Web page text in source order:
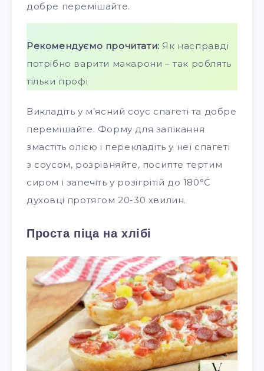
добре перемішайте.
Рекомендуємо прочитати: Як насправді
потрібно варити макарони – так роблять
тільки профі
Викладіть у м’ясний соус спагеті та добре
перемішайте. Форму для запікання
змастіть олією і перекладіть у неї спагеті
з соусом, розрівняйте, посипте тертим
сиром і запечіть у розігрітій до 180°C
духовці протягом 20-30 хвилин.
Проста піца на хлібі